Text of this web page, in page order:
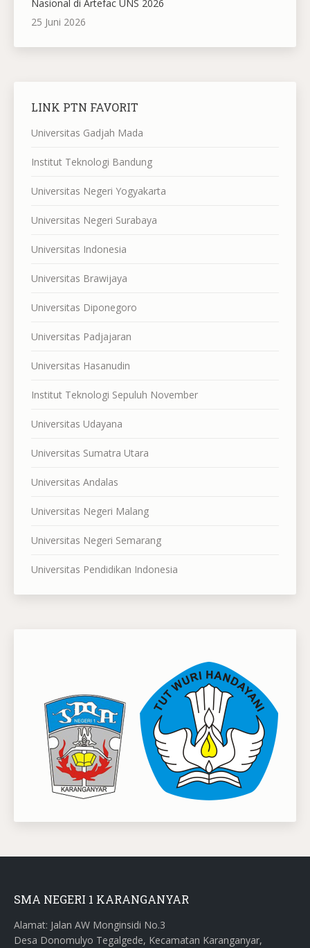
Nasional di Artefac UNS 2026
25 Juni 2026
LINK PTN FAVORIT
Universitas Gadjah Mada
Institut Teknologi Bandung
Universitas Negeri Yogyakarta
Universitas Negeri Surabaya
Universitas Indonesia
Universitas Brawijaya
Universitas Diponegoro
Universitas Padjajaran
Universitas Hasanudin
Institut Teknologi Sepuluh November
Universitas Udayana
Universitas Sumatra Utara
Universitas Andalas
Universitas Negeri Malang
Universitas Negeri Semarang
Universitas Pendidikan Indonesia
SMA NEGERI 1 KARANGANYAR
Alamat: Jalan AW Monginsidi No.3
Desa Donomulyo Tegalgede, Kecamatan Karanganyar,